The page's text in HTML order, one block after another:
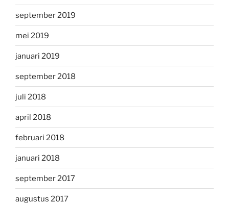
september 2019
mei 2019
januari 2019
september 2018
juli 2018
april 2018
februari 2018
januari 2018
september 2017
augustus 2017